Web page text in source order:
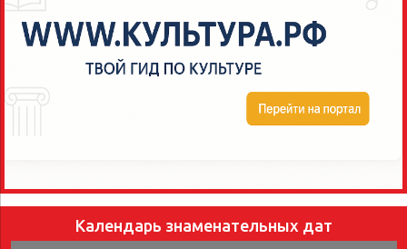
Календарь знаменательных дат